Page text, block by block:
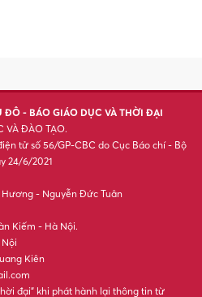
ĐÔ - BÁO GIÁO DỤC VÀ THỜI ĐẠI
VÀ ĐÀO TẠO.
tử số 56/GP-CBC do Cục Báo chí - Bộ
24/6/2021
- Nguyễn Đức Tuân
Kiếm - Hà Nội.
Kiên
đại” khi phát hành lại thông tin từ